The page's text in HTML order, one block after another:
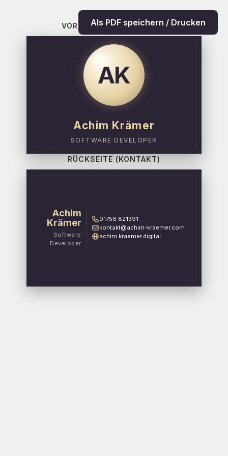
Als PDF speichern / Drucken
VORDERSEITE (BRANDING)
            while(true) {
            optimize();
            deploy();
            innovate();
AK
Achim Krämer
SOFTWARE DEVELOPER
RÜCKSEITE (KONTAKT)
Achim
Krämer
Software
Developer
01756 821391
kontakt@achim-kraemer.com
achim.kraemer.digital